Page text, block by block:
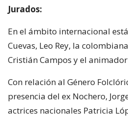
Jurados:
En el ámbito internacional
Cuevas, Leo Rey, la
Cristián Campos y el
Con relación al Género
presencia del ex Nochero,
actrices nacionales Patricia